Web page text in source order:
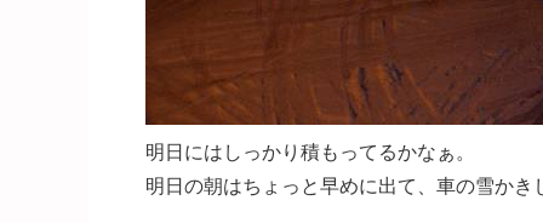
明日にはしっかり積もってるかなぁ。
明日の朝はちょっと早めに出て、車の雪かき